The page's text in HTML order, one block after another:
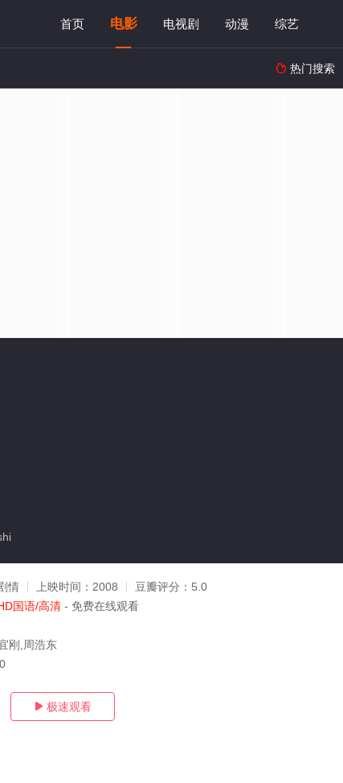
首页 电影 电视剧 动漫 综艺
 热门搜索
情 上映时间： 2008 豆瓣评分： 5.0
国语/高清 - 免费在线观看
刚,周浩东
 极速观看